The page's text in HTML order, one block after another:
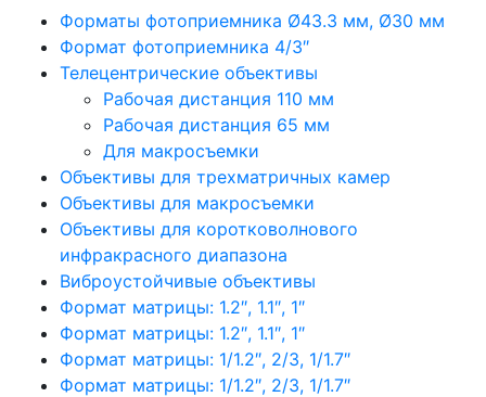
Форматы фотоприемника Ø43.3 мм, Ø30 мм
Формат фотоприемника 4/3″
Телецентрические объективы
Рабочая дистанция 110 мм
Рабочая дистанция 65 мм
Для макросъемки
Объективы для трехматричных камер
Объективы для макросъемки
Объективы для коротковолнового
инфракрасного диапазона
Виброустойчивые объективы
Формат матрицы: 1.2″, 1.1″, 1″
Формат матрицы: 1.2″, 1.1″, 1″
Формат матрицы: 1/1.2″, 2/3, 1/1.7″
Формат матрицы: 1/1.2″, 2/3, 1/1.7″